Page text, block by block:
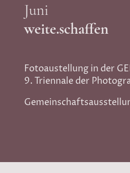
Juni
weite.schaffen
Fotoaustellung in der
9. Triennale der